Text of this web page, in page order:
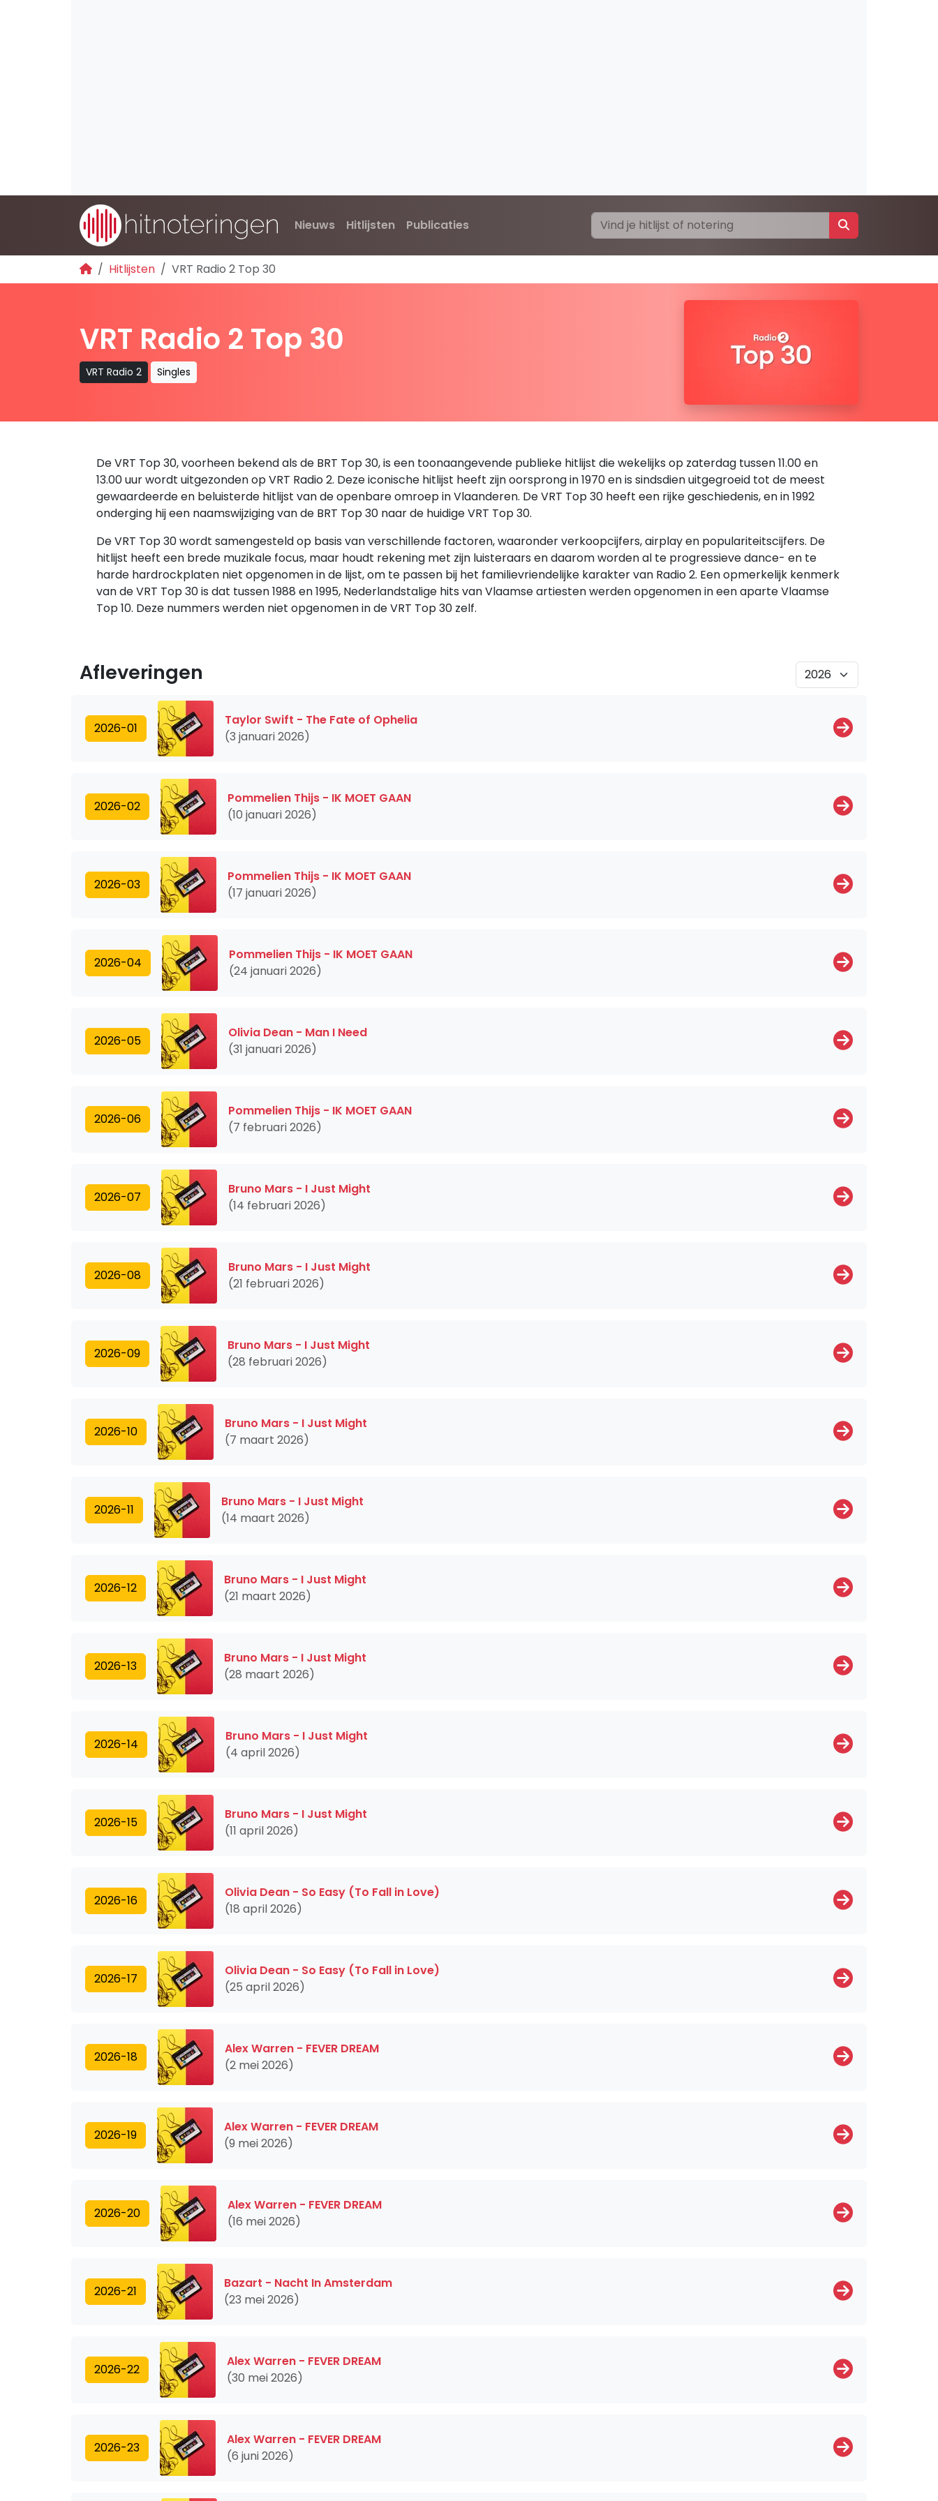
Nieuws Hitlijsten Publicaties
Hitlijsten VRT Radio 2 Top 30
VRT Radio 2 Top 30
VRT Radio 2 Singles
De VRT Top 30, voorheen bekend als de BRT Top 30, is een toonaangevende publieke hitlijst die wekelijks op zaterdag tussen 11.00 en
13.00 uur wordt uitgezonden op VRT Radio 2. Deze iconische hitlijst heeft zijn oorsprong in 1970 en is sindsdien uitgegroeid tot de meest
gewaardeerde en beluisterde hitlijst van de openbare omroep in Vlaanderen. De VRT Top 30 heeft een rijke geschiedenis, en in 1992
onderging hij een naamswijziging van de BRT Top 30 naar de huidige VRT Top 30.
De VRT Top 30 wordt samengesteld op basis van verschillende factoren, waaronder verkoopcijfers, airplay en populariteitscijfers. De
hitlijst heeft een brede muzikale focus, maar houdt rekening met zijn luisteraars en daarom worden al te progressieve dance- en te
harde hardrockplaten niet opgenomen in de lijst, om te passen bij het familievriendelijke karakter van Radio 2. Een opmerkelijk kenmerk
van de VRT Top 30 is dat tussen 1988 en 1995, Nederlandstalige hits van Vlaamse artiesten werden opgenomen in een aparte Vlaamse
Top 10. Deze nummers werden niet opgenomen in de VRT Top 30 zelf.
Afleveringen
2026-01
Taylor Swift - The Fate of Ophelia
(3 januari 2026)
2026-02
Pommelien Thijs - IK MOET GAAN
(10 januari 2026)
2026-03
Pommelien Thijs - IK MOET GAAN
(17 januari 2026)
2026-04
Pommelien Thijs - IK MOET GAAN
(24 januari 2026)
2026-05
Olivia Dean - Man I Need
(31 januari 2026)
2026-06
Pommelien Thijs - IK MOET GAAN
(7 februari 2026)
2026-07
Bruno Mars - I Just Might
(14 februari 2026)
2026-08
Bruno Mars - I Just Might
(21 februari 2026)
2026-09
Bruno Mars - I Just Might
(28 februari 2026)
2026-10
Bruno Mars - I Just Might
(7 maart 2026)
2026-11
Bruno Mars - I Just Might
(14 maart 2026)
2026-12
Bruno Mars - I Just Might
(21 maart 2026)
2026-13
Bruno Mars - I Just Might
(28 maart 2026)
2026-14
Bruno Mars - I Just Might
(4 april 2026)
2026-15
Bruno Mars - I Just Might
(11 april 2026)
2026-16
Olivia Dean - So Easy (To Fall in Love)
(18 april 2026)
2026-17
Olivia Dean - So Easy (To Fall in Love)
(25 april 2026)
2026-18
Alex Warren - FEVER DREAM
(2 mei 2026)
2026-19
Alex Warren - FEVER DREAM
(9 mei 2026)
2026-20
Alex Warren - FEVER DREAM
(16 mei 2026)
2026-21
Bazart - Nacht In Amsterdam
(23 mei 2026)
2026-22
Alex Warren - FEVER DREAM
(30 mei 2026)
2026-23
Alex Warren - FEVER DREAM
(6 juni 2026)